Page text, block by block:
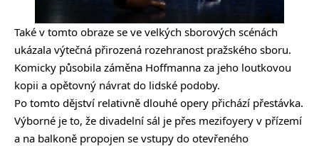
Také v tomto obraze se ve velkých sborových scénách
ukázala výtečná přirozená rozehranost pražského sboru.
Komicky působila záměna Hoffmanna za jeho loutkovou
kopii a opětovný návrat do lidské podoby.
Po tomto dějství relativně dlouhé opery přichází přestávka.
Výborné je to, že divadelní sál je přes mezifoyery v přízemí
a na balkoně propojen se vstupy do otevřeného